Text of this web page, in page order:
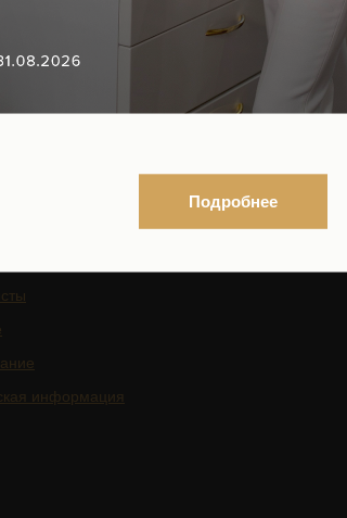
информация
Контакты
Подробнее